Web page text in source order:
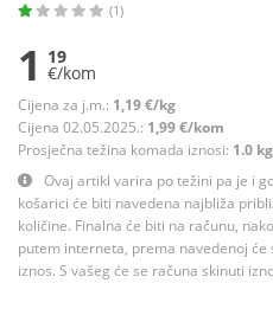
(1)
1 19
€/kom
Cijena za j.m.: 1,19 €/kg
Cijena 02.05.2025.: 1,99 €/kom
Prosječna težina komada iznosi: 1.0 kg
Ovaj artikl varira po težini pa je i
košarici će biti navedena najbliža
količine. Finalna će biti na računu,
putem interneta, prema navedenoj
iznos. S vašeg će se računa skinuti